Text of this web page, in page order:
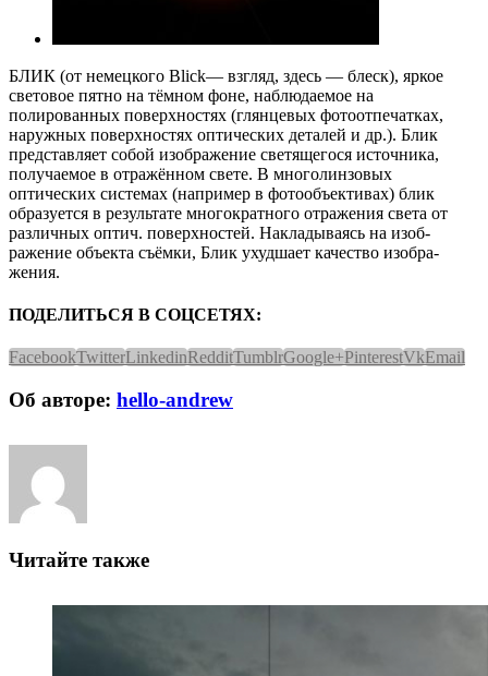
БЛИК (от немецкого Blick— взгляд, здесь — блеск), яркое
световое пятно на тёмном фоне, наблюдаемое на
полированных поверхностях (глянцевых фо­тоотпечатках,
наружных по­верхностях оптических деталей и др.). Блик
представляет собой изображение светящегося источника,
получаемое в отражённом свете. В много­линзовых
оптических системах (например в фотообъективах) блик
образуется в результате мно­гократного отражения света от
различных оптич. поверхно­стей. Накладываясь на изоб­
ражение объекта съёмки, Блик ухудшает качество изобра­
жения.
ПОДЕЛИТЬСЯ В СОЦСЕТЯХ:
FacebookTwitterLinkedinRedditTumblrGoogle+PinterestVkEmail
Об авторе: hello-andrew
Читайте также